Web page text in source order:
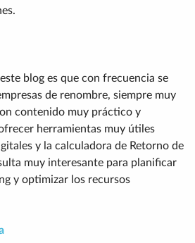
blog es que con frecuencia se
de renombre, siempre muy
contenido muy práctico y
herramientas muy útiles
y la calculadora de Retorno de
muy interesante para planificar
y optimizar los recursos